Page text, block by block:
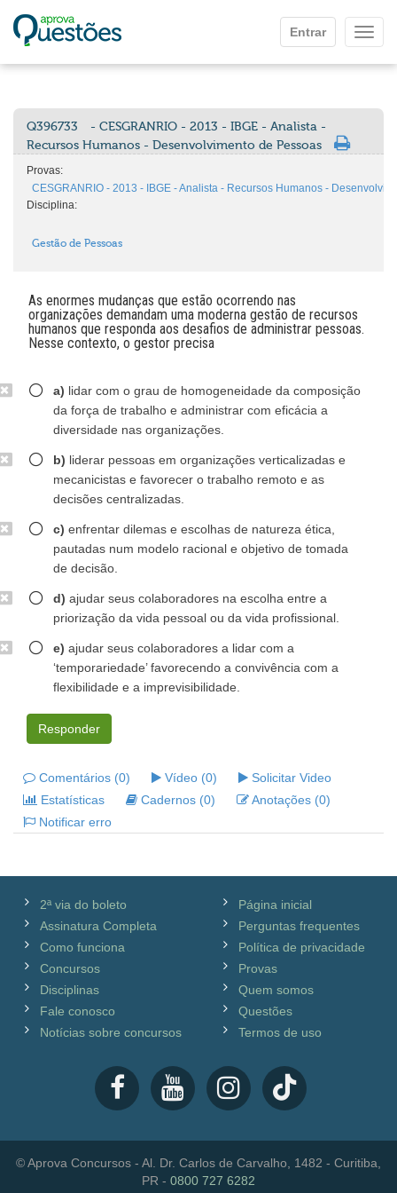
Entrar
Q396733
- CESGRANRIO - 2013 - IBGE - Analista -
Recursos Humanos - Desenvolvimento de Pessoas
Provas:
CESGRANRIO - 2013 - IBGE - Analista - Recursos Humanos -
Disciplina:
Gestão de Pessoas
As enormes mudanças que estão ocorrendo nas
organizações demandam uma moderna gestão de recursos
humanos que responda aos desafios de administrar pessoas.
Nesse contexto, o gestor precisa
a) lidar com o grau de homogeneidade da composição
da força de trabalho e administrar com eficácia a
diversidade nas organizações.
b) liderar pessoas em organizações verticalizadas e
mecanicistas e favorecer o trabalho remoto e as
decisões centralizadas.
c) enfrentar dilemas e escolhas de natureza ética,
pautadas num modelo racional e objetivo de tomada
de decisão.
d) ajudar seus colaboradores na escolha entre a
priorização da vida pessoal ou da vida profissional.
e) ajudar seus colaboradores a lidar com a
‘temporariedade’ favorecendo a convivência com a
flexibilidade e a imprevisibilidade.
Responder
Comentários (0) Vídeo (0)
Solicitar Video
Estatísticas
Cadernos (0)
Anotações (0)
Notificar erro
2ª via do boleto
Assinatura Completa
Como funciona
Concursos
Disciplinas
Fale conosco
Notícias sobre concursos
Página inicial
Perguntas frequentes
Política de privacidade
Provas
Quem somos
Questões
Termos de uso
© Aprova Concursos - Al. Dr. Carlos de Carvalho, 1482 - Curitiba,
PR - 0800 727 6282